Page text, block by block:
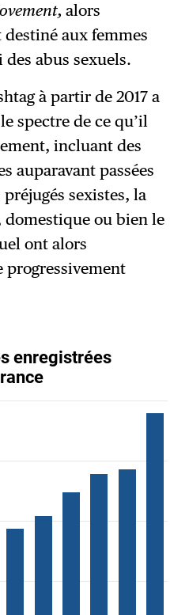
alors
aux femmes
abus sexuels.
à partir de 2017 a
spectre de ce qu’il
incluant des
auparavant passées
sexistes, la
domestique ou bien le
ont alors
progressivement